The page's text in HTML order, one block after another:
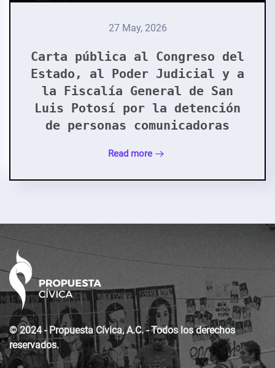
27 May, 2026
Carta pública al Congreso del
Estado, al Poder Judicial y a
la Fiscalía General de San
Luis Potosí por la detención
de personas comunicadoras
Read more
© 2024 - Propuesta Cívica, A.C. - Todos los derechos
reservados.